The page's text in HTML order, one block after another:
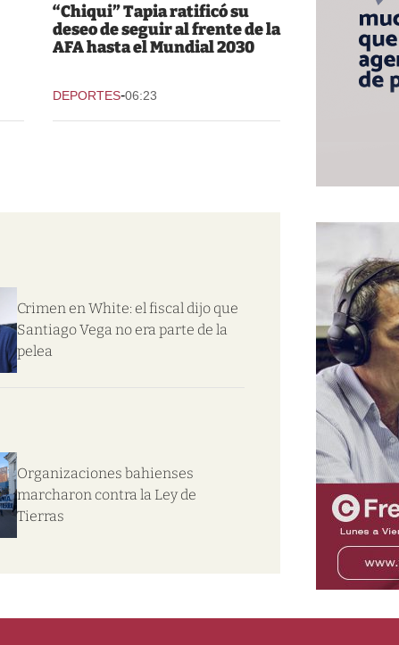
“Chiqui” Tapia ratificó su
deseo de seguir al frente de la
AFA hasta el Mundial 2030
DEPORTES-06:23
Crimen en White: el fiscal dijo que
Santiago Vega no era parte de la
pelea
Organizaciones bahienses
marcharon contra la Ley de
Tierras